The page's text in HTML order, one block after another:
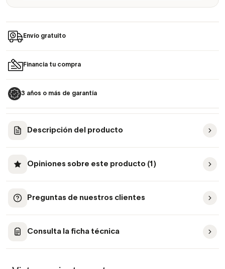
Envío gratuito
Financia tu compra
3 años o más de garantía
Descripción del producto
Opiniones sobre este producto (1)
Preguntas de nuestros clientes
Consulta la ficha técnica